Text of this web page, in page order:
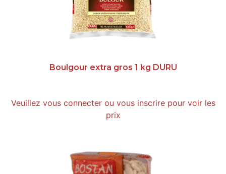
Boulgour extra gros 1 kg DURU
Veuillez vous connecter ou vous inscrire pour voir les
prix